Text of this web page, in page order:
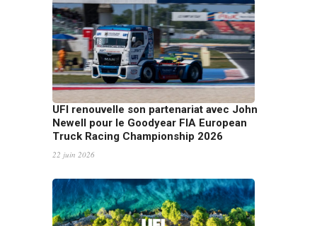
UFI renouvelle son partenariat avec John
Newell pour le Goodyear FIA European
Truck Racing Championship 2026
22 juin 2026